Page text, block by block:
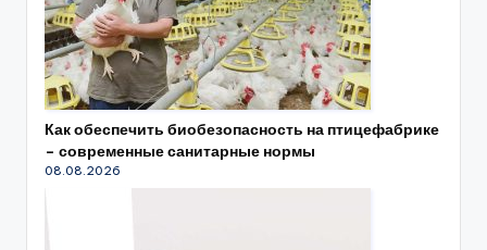
Как обеспечить биобезопасность на птицефабрике
– современные санитарные нормы
08.08.2026